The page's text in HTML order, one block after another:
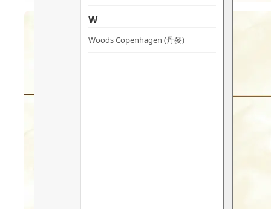
W
Woods Copenhagen (丹麥)